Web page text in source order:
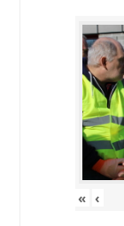
« ‹